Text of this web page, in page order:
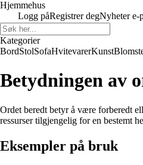
Hjemmehus
Logg påRegistrer degNyheter e-
Kategorier
BordStolSofaHvitevarerKunst
Betydningen av
Ordet beredt betyr å være forberedt
ressurser tilgjengelig for en bestemt
Eksempler på bruk